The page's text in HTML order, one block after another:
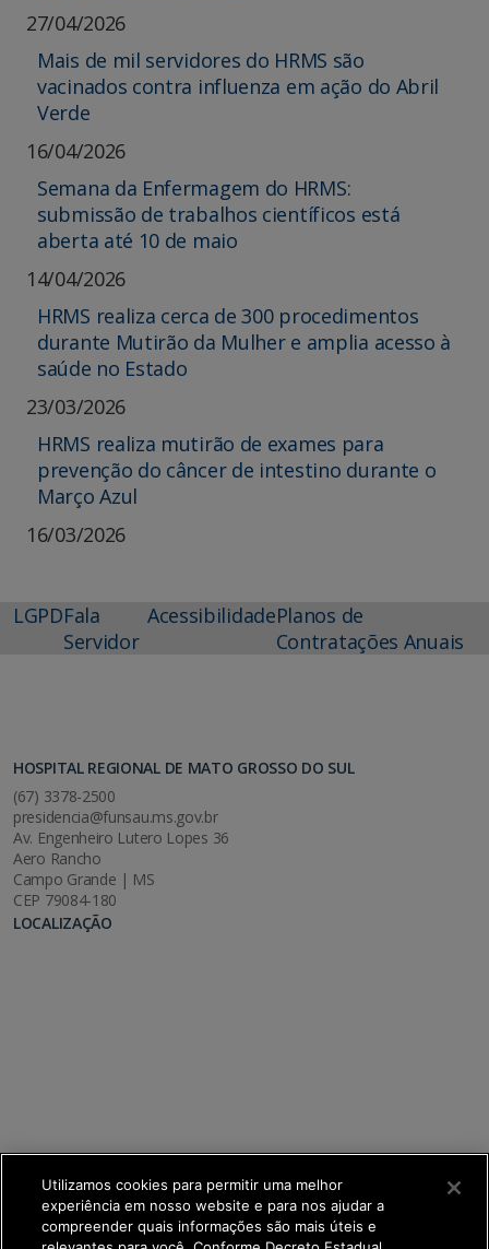
27/04/2026
Mais de mil servidores do HRMS são
vacinados contra influenza em ação do Abril
Verde
16/04/2026
Semana da Enfermagem do HRMS:
submissão de trabalhos científicos está
aberta até 10 de maio
14/04/2026
HRMS realiza cerca de 300 procedimentos
durante Mutirão da Mulher e amplia acesso à
saúde no Estado
23/03/2026
HRMS realiza mutirão de exames para
prevenção do câncer de intestino durante o
Março Azul
16/03/2026
LGPDFala
Servidor
AcessibilidadePlanos de
Contratações Anuais
HOSPITAL REGIONAL DE MATO GROSSO DO SUL
(67) 3378-2500
presidencia@funsau.ms.gov.br
Av. Engenheiro Lutero Lopes 36
Aero Rancho
Campo Grande | MS
CEP 79084-180
LOCALIZAÇÃO
Utilizamos cookies para permitir uma melhor
experiência em nosso website e para nos ajudar a
compreender quais informações são mais úteis e